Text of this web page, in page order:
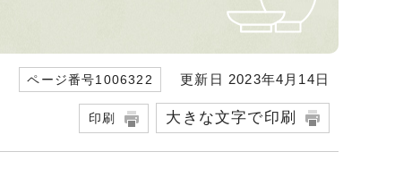
ページ番号1006322 更新日 2023年4月14日
印刷 大きな文字で印刷